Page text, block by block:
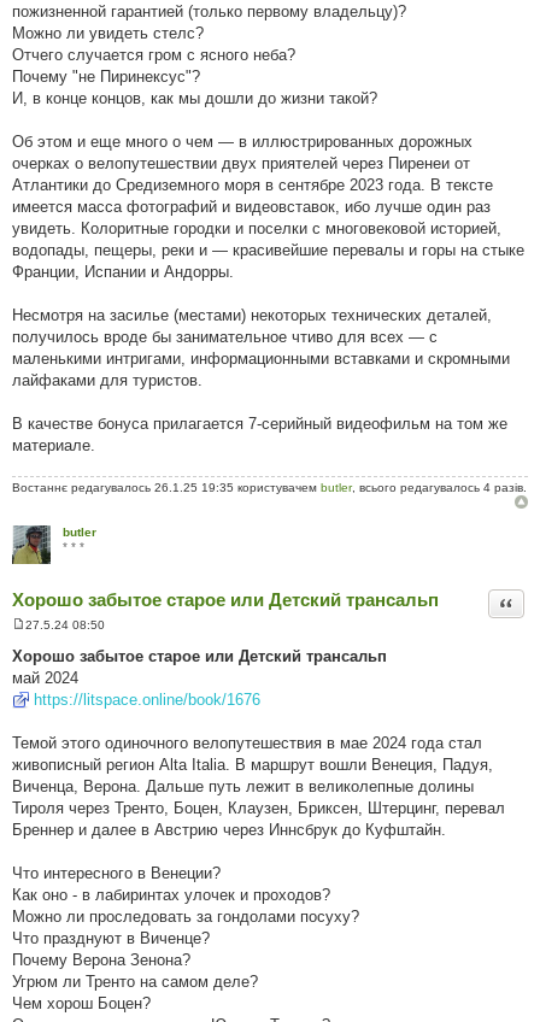
пожизненной гарантией (только первому владельцу)?
Можно ли увидеть стелс?
Отчего случается гром с ясного неба?
Почему "не Пиринексус"?
И, в конце концов, как мы дошли до жизни такой?
Об этом и еще много о чем — в иллюстрированных дорожных
очерках о велопутешествии двух приятелей через Пиренеи от
Атлантики до Средиземного моря в сентябре 2023 года. В тексте
имеется масса фотографий и видеовставок, ибо лучше один раз
увидеть. Колоритные городки и поселки с многовековой историей,
водопады, пещеры, реки и — красивейшие перевалы и горы на стыке
Франции, Испании и Андорры.
Несмотря на засилье (местами) некоторых технических деталей,
получилось вроде бы занимательное чтиво для всех — с
маленькими интригами, информационными вставками и скромными
лайфаками для туристов.
В качестве бонуса прилагается 7-серийный видеофильм на том же
материале.
Востаннє редагувалось 26.1.25 19:35 користувачем butler, всього редагувалось 4 разів.
butler
* * *
Хорошо забытое старое или Детский трансальп
в
і
д
о
е
н
я
27.5.24 08:50
Хорошо забытое старое или Детский трансальп
май 2024
https://litspace.online/book/1676
Темой этого одиночного велопутешествия в мае 2024 года стал
живописный регион Alta Italia. В маршрут вошли Венеция, Падуя,
Виченца, Верона. Дальше путь лежит в великолепные долины
Тироля через Тренто, Боцен, Клаузен, Бриксен, Штерцинг, перевал
Бреннер и далее в Австрию через Иннсбрук до Куфштайн.
Что интересного в Венеции?
Как оно - в лабиринтах улочек и проходов?
Можно ли проследовать за гондолами посуху?
Что празднуют в Виченце?
Почему Верона Зенона?
Угрюм ли Тренто на самом деле?
Чем хорош Боцен?